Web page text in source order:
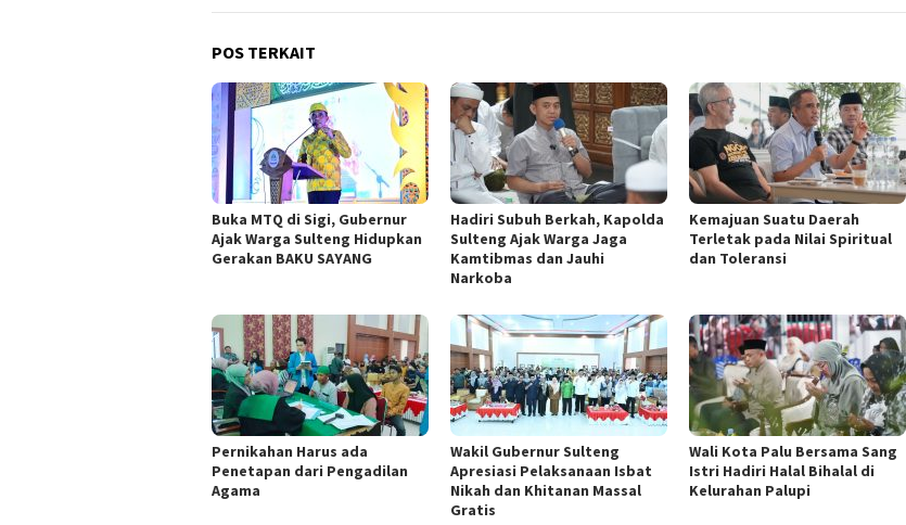
POS TERKAIT
Buka MTQ di Sigi, Gubernur
Ajak Warga Sulteng Hidupkan
Gerakan BAKU SAYANG
Hadiri Subuh Berkah, Kapolda
Sulteng Ajak Warga Jaga
Kamtibmas dan Jauhi
Narkoba
Kemajuan Suatu Daerah
Terletak pada Nilai Spiritual
dan Toleransi
Pernikahan Harus ada
Penetapan dari Pengadilan
Agama
Wakil Gubernur Sulteng
Apresiasi Pelaksanaan Isbat
Nikah dan Khitanan Massal
Gratis
Wali Kota Palu Bersama Sang
Istri Hadiri Halal Bihalal di
Kelurahan Palupi